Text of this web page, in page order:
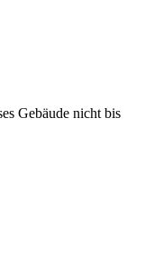
Gebäude nicht bis